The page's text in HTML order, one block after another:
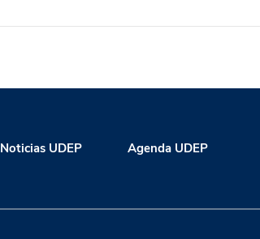
Noticias UDEP Agenda UDEP